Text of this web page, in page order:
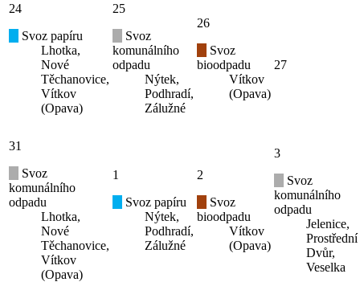
24
Svoz papíru
Lhotka,
Nové
Těchanovice,
Vítkov
(Opava)
25
Svoz
komunálního
odpadu
Nýtek,
Podhradí,
Zálužné
26
Svoz
bioodpadu
Vítkov
(Opava)
27
31
Svoz
komunálního
odpadu
Lhotka,
Nové
Těchanovice,
Vítkov
(Opava)
1
Svoz papíru
Nýtek,
Podhradí,
Zálužné
2
Svoz
bioodpadu
Vítkov
(Opava)
3
Svoz
komunálního
odpadu
Jelenice,
Prostřední
Dvůr,
Veselka